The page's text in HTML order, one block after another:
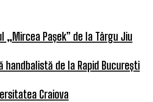
„Mircea Pașek” de la Târgu Jiu
de la Rapid București
Craiova